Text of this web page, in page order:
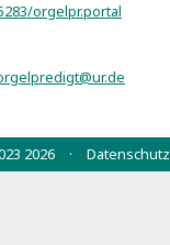
orgelpr.portal
2026 · Datenschutz